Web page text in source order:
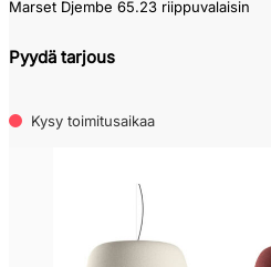
Marset Djembe 65.23 riippuvalaisin
Pyydä tarjous
Kysy toimitusaikaa